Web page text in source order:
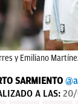
y Emiliano
SARMIENTO
A LAS: